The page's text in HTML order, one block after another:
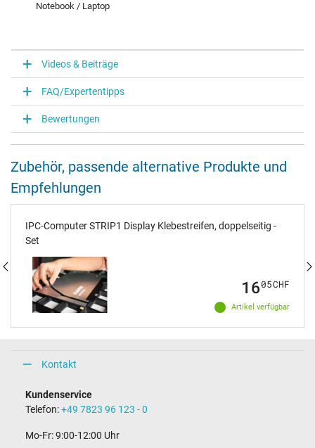
Notebook / Laptop
Videos & Beiträge
FAQ/Expertentipps
Bewertungen
Zubehör, passende alternative Produkte und
Empfehlungen
IPC-Computer STRIP1 Display Klebestreifen, doppelseitig -
Set
Artikel verfügbar
1605CHF
Kontakt
Kundenservice
Telefon:+49 7823 96 123 - 0
Mo-Fr: 9:00-12:00 Uhr